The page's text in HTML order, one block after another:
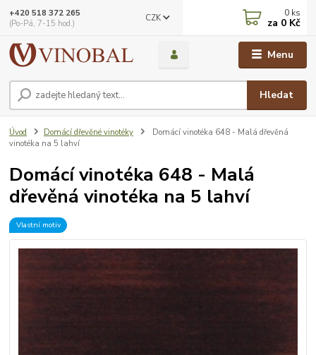
Menu
CZK
Hledat
+420 518 372 265
(Po-Pá, 7-15 hod.)
0 ks
za 0 Kč
Úvod Domácí dřevěné vinotéky
Domácí vinotéka 648 - Malá dřevěná
vinotéka na 5 lahví
Domácí vinotéka 648 - Malá
dřevěná vinotéka na 5 lahví
Vlastní motiv